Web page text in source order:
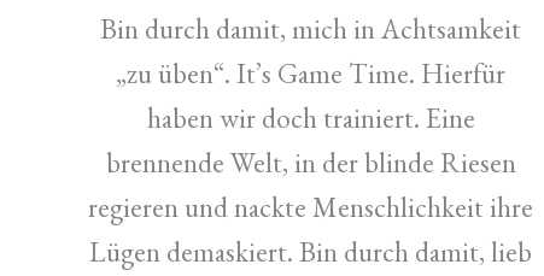
Bin durch damit, mich in Achtsamkeit
„zu üben“. It’s Game Time. Hierfür
haben wir doch trainiert. Eine
brennende Welt, in der blinde Riesen
regieren und nackte Menschlichkeit ihre
Lügen demaskiert. Bin durch damit, lieb